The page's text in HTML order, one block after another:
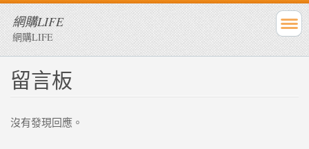
網購LIFE
網購LIFE
留言板
沒有發現回應。